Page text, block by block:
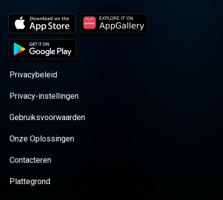
Privacybeleid
Privacy-instellingen
Gebruiksvoorwaarden
Onze Oplossingen
Contacteren
Plattegrond